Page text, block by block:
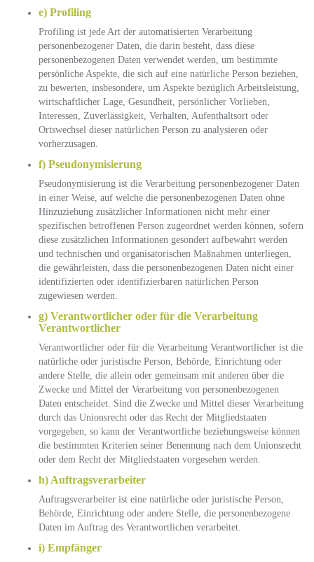
e) Profiling
Profiling ist jede Art der automatisierten Verarbeitung
personenbezogener Daten, die darin besteht, dass diese
personenbezogenen Daten verwendet werden, um bestimmte
persönliche Aspekte, die sich auf eine natürliche Person beziehen,
zu bewerten, insbesondere, um Aspekte bezüglich Arbeitsleistung,
wirtschaftlicher Lage, Gesundheit, persönlicher Vorlieben,
Interessen, Zuverlässigkeit, Verhalten, Aufenthaltsort oder
Ortswechsel dieser natürlichen Person zu analysieren oder
vorherzusagen.
f) Pseudonymisierung
Pseudonymisierung ist die Verarbeitung personenbezogener Daten
in einer Weise, auf welche die personenbezogenen Daten ohne
Hinzuziehung zusätzlicher Informationen nicht mehr einer
spezifischen betroffenen Person zugeordnet werden können, sofern
diese zusätzlichen Informationen gesondert aufbewahrt werden
und technischen und organisatorischen Maßnahmen unterliegen,
die gewährleisten, dass die personenbezogenen Daten nicht einer
identifizierten oder identifizierbaren natürlichen Person
zugewiesen werden.
g) Verantwortlicher oder für die Verarbeitung
Verantwortlicher
Verantwortlicher oder für die Verarbeitung Verantwortlicher ist die
natürliche oder juristische Person, Behörde, Einrichtung oder
andere Stelle, die allein oder gemeinsam mit anderen über die
Zwecke und Mittel der Verarbeitung von personenbezogenen
Daten entscheidet. Sind die Zwecke und Mittel dieser Verarbeitung
durch das Unionsrecht oder das Recht der Mitgliedstaaten
vorgegeben, so kann der Verantwortliche beziehungsweise können
die bestimmten Kriterien seiner Benennung nach dem Unionsrecht
oder dem Recht der Mitgliedstaaten vorgesehen werden.
h) Auftragsverarbeiter
Auftragsverarbeiter ist eine natürliche oder juristische Person,
Behörde, Einrichtung oder andere Stelle, die personenbezogene
Daten im Auftrag des Verantwortlichen verarbeitet.
i) Empfänger